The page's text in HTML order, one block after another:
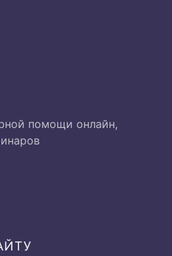
помощи онлайн,